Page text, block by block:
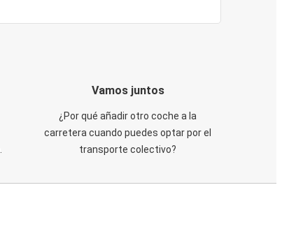
Vamos juntos
¿Por qué añadir otro coche a la
carretera cuando puedes optar por el
transporte colectivo?